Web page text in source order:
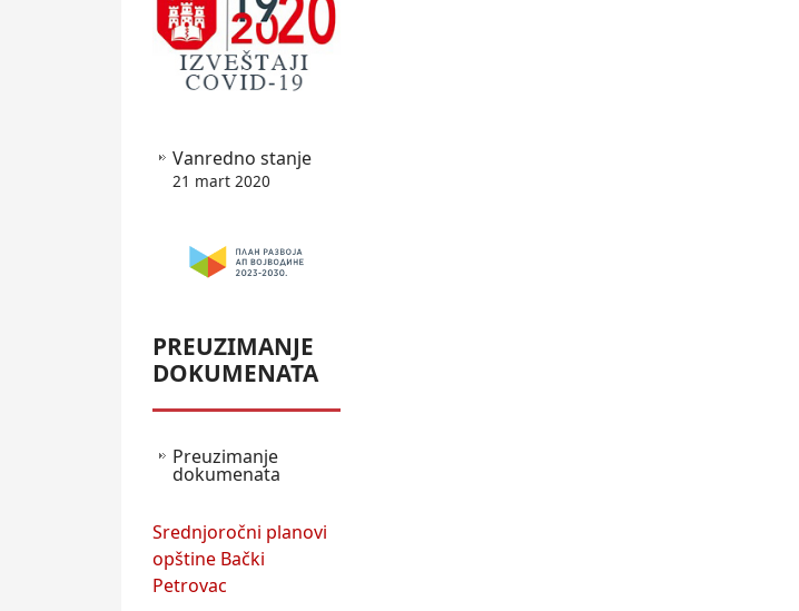
Vanredno stanje
21 mart 2020
PREUZIMANJE
DOKUMENATA
Preuzimanje
dokumenata
Srednjoročni planovi
opštine Bački
Petrovac